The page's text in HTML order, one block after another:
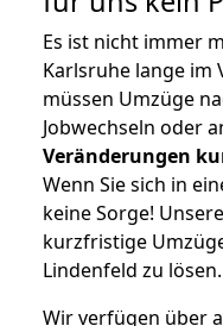
Es ist nicht immer
Karlsruhe lange im
müssen Umzüge
Jobwechseln oder
Veränderungen
Wenn Sie sich in
keine Sorge!
kurzfristige
Lindenfeld zu lösen.
Wir verfügen über